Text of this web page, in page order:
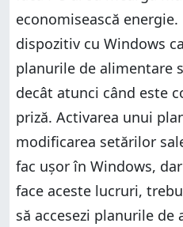
economisească
dispozitiv cu Windows
planurile de alimentare
decât atunci când este
priză. Activarea unui
modificarea setărilor
fac ușor în Windows,
face aceste lucruri,
să accesezi planurile